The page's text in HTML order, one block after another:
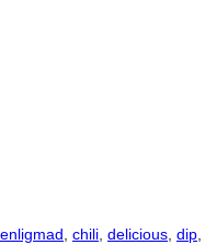
chili delicious dip